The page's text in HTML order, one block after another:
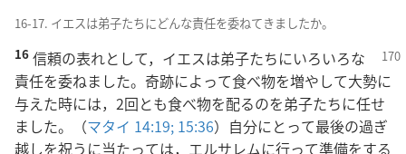
16-17. イエスは弟子たちにどんな責任を委ねてきましたか。
16 信頼の表れとして，イエスは弟子たちにいろいろな
責任を委ねました。奇跡によって食べ物を増やして大勢に
与えた時には，2回とも食べ物を配るのを弟子たちに任せ
ました。（マタイ 14:19; 15:36）自分にとって最後の過ぎ
越しを祝うに当たっては，エルサレムに行って準備をする